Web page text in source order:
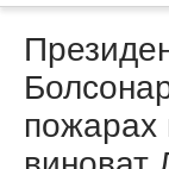
пожарах